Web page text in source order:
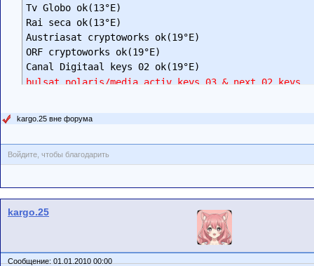
Tv Globo ok(13°E)
Rai seca ok(13°E)
Austriasat cryptoworks ok(19°E)
ORF cryptoworks ok(19°E)
bulsat polaris/media activ keys 03 & next 02 keys
kargo.25 вне форума
Войдите, чтобы благодарить
kargo.25
Сообщение: 01.01.2010 00:00